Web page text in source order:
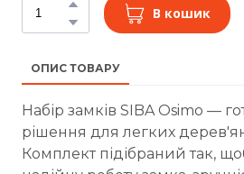
В кошик
ОПИС ТОВАРУ
Набір замків SIBA Osimo —
рішення для легких
Комплект підібраний так,